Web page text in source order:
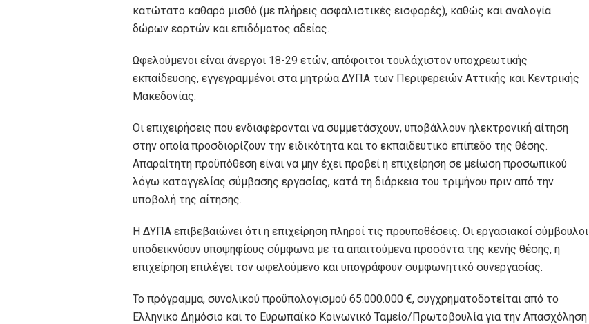
κατώτατο καθαρό μισθό (με πλήρεις ασφαλιστικές εισφορές), καθώς και αναλογία
δώρων εορτών και επιδόματος αδείας.
Ωφελούμενοι είναι άνεργοι 18-29 ετών, απόφοιτοι τουλάχιστον υποχρεωτικής
εκπαίδευσης, εγγεγραμμένοι στα μητρώα ΔΥΠΑ των Περιφερειών Αττικής και Κεντρικής
Μακεδονίας.
Οι επιχειρήσεις που ενδιαφέρονται να συμμετάσχουν, υποβάλλουν ηλεκτρονική αίτηση
στην οποία προσδιορίζουν την ειδικότητα και το εκπαιδευτικό επίπεδο της θέσης.
Απαραίτητη προϋπόθεση είναι να μην έχει προβεί η επιχείρηση σε μείωση προσωπικού
λόγω καταγγελίας σύμβασης εργασίας, κατά τη διάρκεια του τριμήνου πριν από την
υποβολή της αίτησης.
Η ΔΥΠΑ επιβεβαιώνει ότι η επιχείρηση πληροί τις προϋποθέσεις. Οι εργασιακοί σύμβουλοι
υποδεικνύουν υποψηφίους σύμφωνα με τα απαιτούμενα προσόντα της κενής θέσης, η
επιχείρηση επιλέγει τον ωφελούμενο και υπογράφουν συμφωνητικό συνεργασίας.
Το πρόγραμμα, συνολικού προϋπολογισμού 65.000.000 €, συγχρηματοδοτείται από το
Ελληνικό Δημόσιο και το Ευρωπαϊκό Κοινωνικό Ταμείο/Πρωτοβουλία για την Απασχόληση